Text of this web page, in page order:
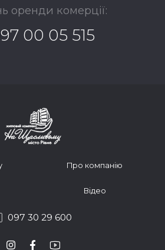
оренди комерції:
00 05 515
Про компанію
Відео
097 30 29 600